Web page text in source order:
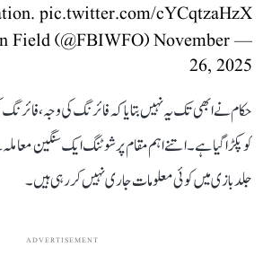
pic.twitter.com/cYCqtzaHzX
— FBI Washington Field (@FBIWFO)
November
26, 2025
حکام نے ابھی تک یہ نہیں بتایا کہ فائرنگ کی وجہ،
کو پکڑا گیا ہے۔ اتنے اہم مقام پر شوٹنگ ایک سنگین
جلد بازی میں کوئی معلومات جاری نہیں کر رہی ہیں۔
ADVERTISEMENT